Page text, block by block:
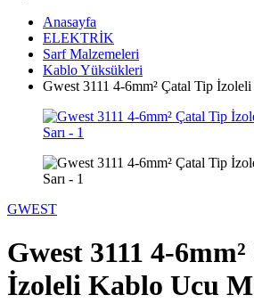
Anasayfa
ELEKTRİK
Sarf Malzemeleri
Kablo Yüksükleri
Gwest 3111 4-6mm² Çatal Tip
GWEST
Gwest 3111 4-
İzoleli Kablo Ucu